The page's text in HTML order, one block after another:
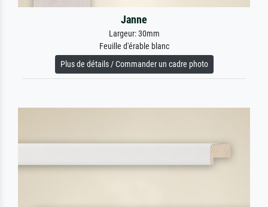
Janne
Largeur: 30mm
Feuille d'érable blanc
Plus de détails / Commander un cadre photo